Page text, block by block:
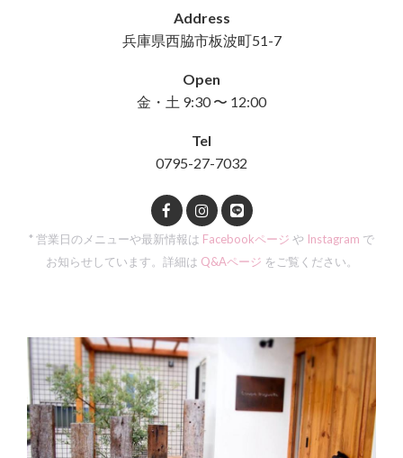
Address
兵庫県西脇市板波町51-7
Open
金・土 9:30 〜 12:00
Tel
0795-27-7032
* 営業日のメニューや最新情報は Facebookページ や Instagram で
お知らせしています。詳細は Q&Aページ をご覧ください。